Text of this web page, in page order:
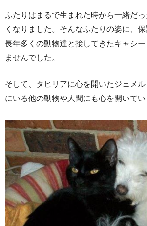
ふたりはまるで生まれた時から一緒だ
くなりました。そんなふたりの姿に、
長年多くの動物達と接してきたキャシ
ませんでした。
そして、タヒリアに心を開いたジェメ
にいる他の動物や人間にも心を開いてい